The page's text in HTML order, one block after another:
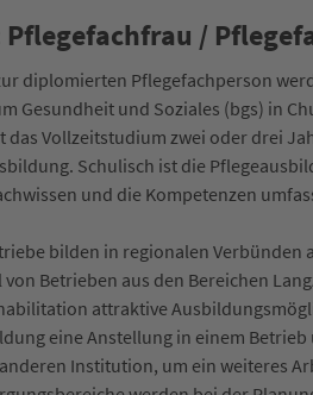
/
diplomierten Pflegefachperson
Gesundheit und Soziales (bgs) in
das Vollzeitstudium zwei oder drei
Schulisch ist die
und die Kompetenzen
bilden in regionalen Verbünden
von Betrieben aus den Bereichen
attraktive
eine Anstellung in einem
Institution, um ein weiteres